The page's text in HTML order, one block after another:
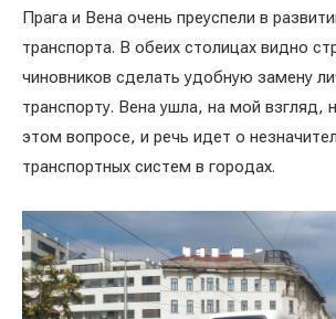
Прага и Вена очень преуспели в
транспорта. В обеих столицах видно
чиновников сделать удобную замену
транспорту. Вена ушла, на мой взгляд,
этом вопросе, и речь идет о
транспортных систем в городах.